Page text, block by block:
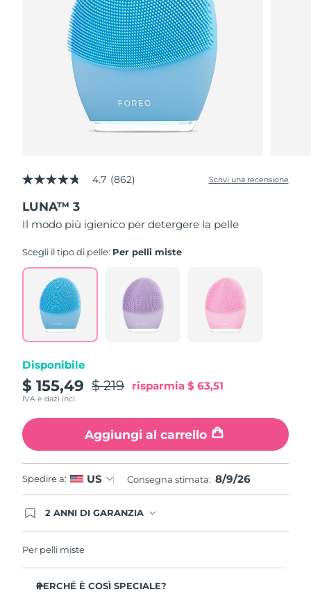
4.7
su
5
,
di
medio.
Read
862
Reviews.
Stesso
alla
4.7 (862) Scrivi una recensione
LUNA™ 3
Il modo più igienico per detergere la pelle
Scegli il tipo di pelle: Per pelli miste
Disponibile
$ 155,49 $ 219 risparmia $ 63,51
IVA e dazi incl.
Aggiungi al carrello
Spedire a: US Consegna stimata: 8/9/26
2 ANNI DI GARANZIA
che, in caso di difetti nei primi 2 anni dalla data di
gratuitamente.
Per pelli miste
PERCHÉ È COSÌ SPECIALE?